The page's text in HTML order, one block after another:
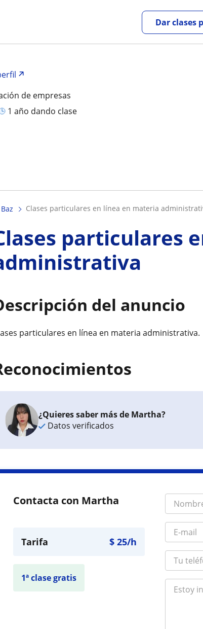
Dar clases
de empresas
1 año dando clase
clases particulares en línea en materia
particulares
del anuncio
particulares en línea en materia administrativa.
¿Quieres saber más de Martha?
Datos verificados
Contacta con Martha
Tarifa $25/h
1ª clase gratis